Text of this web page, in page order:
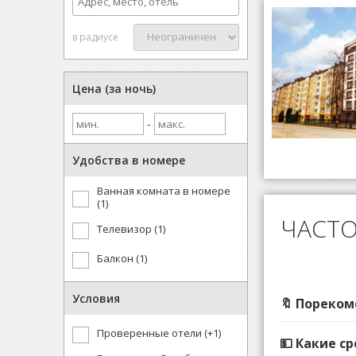
в радиусе
Цена (за ночь)
-
Удобства в номере
Ванная комната в номере
(1)
Телевизор (1)
Балкон (1)
Условия
Проверенные отели (+1)
🔖
💵 Какие